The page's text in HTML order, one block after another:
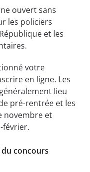
ouvert sans
les policiers
et les
votre
en ligne. Les
lieu
pré-rentrée et les
novembre et
février.
concours